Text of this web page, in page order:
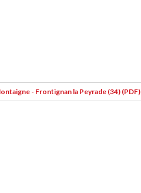
- Frontignan la Peyrade (34) (PDF)